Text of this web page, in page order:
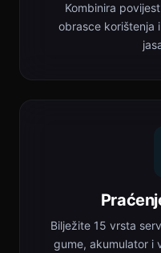
Kombinira
obrasce korištenja
Bilježite 15 vrsta
gume, akumulator i